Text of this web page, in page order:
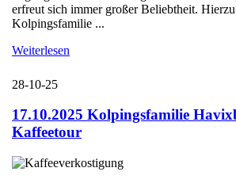
erfreut sich immer großer Beliebtheit.
Kolpingsfamilie ...
Weiterlesen
28-10-25
17.10.2025 Kolpingsfamilie
Kaffeetour